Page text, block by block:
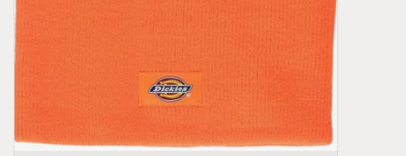
Accessoires